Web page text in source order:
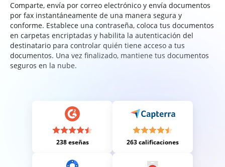
Comparte, envía por correo electrónico y envía documentos
por fax instantáneamente de una manera segura y
conforme. Establece una contraseña, coloca tus documentos
en carpetas encriptadas y habilita la autenticación del
destinatario para controlar quién tiene acceso a tus
documentos. Una vez finalizado, mantiene tus documentos
seguros en la nube.
238 eseñas 263 calificaciones